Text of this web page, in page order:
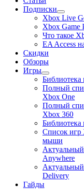
Подписки
меню
Xbox Live
Xbox Game
Что такое
EA Access
Скидки
Обзоры
Игры
раскрыть
дочернее
меню
Библиотека
Полный
Xbox One
Полный
Xbox 360
Библиотека
Список игр
мыши
Anywhere
Delivery
Гайды